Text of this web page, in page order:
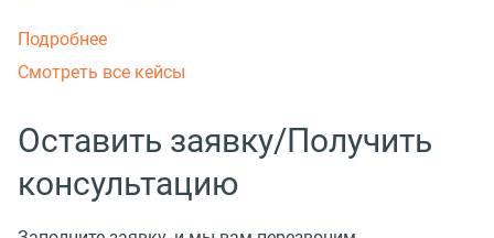
Подробнее
Смотреть все кейсы
Оставить заявку/Получить
консультацию